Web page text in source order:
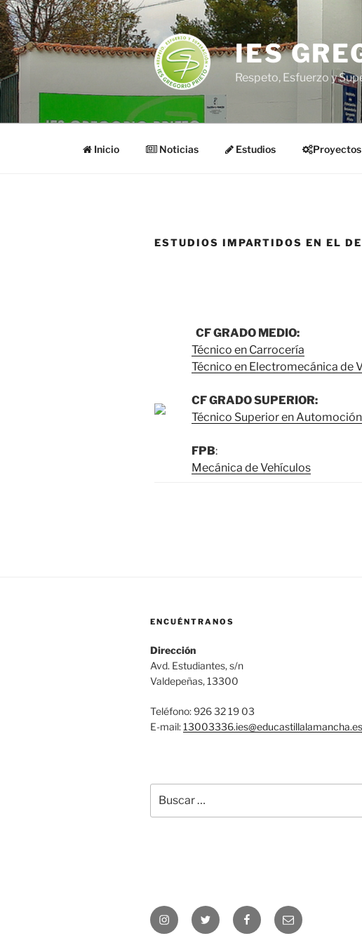
Saltar
al
contenido
IES
Respeto, Esfuerzo y
Inicio Noticias Estudios Proyectos
ESTUDIOS IMPARTIDOS EN EL
CF GRADO MEDIO:
Técnico en Carrocería
Técnico en Electromecánica de
CF GRADO SUPERIOR:
Técnico Superior en Automoción
FPB:
Mecánica de Vehículos
ENCUÉNTRANOS
Dirección
Avd. Estudiantes, s/n
Valdepeñas, 13300
Teléfono: 926 32 19 03
E-mail:13003336.ies@educastillalamancha.es
por:
InstagramTwitter FacebookCorreo
electrónico